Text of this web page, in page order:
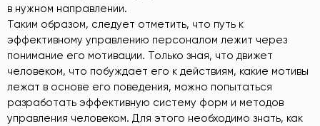
в нужном направлении.
Таким образом, следует отметить, что путь к
эффективному управлению персоналом лежит через
понимание его мотивации. Только зная, что движет
человеком, что побуждает его к действиям, какие мотивы
лежат в основе его поведения, можно попытаться
разработать эффективную систему форм и методов
управления человеком. Для этого необходимо знать, как